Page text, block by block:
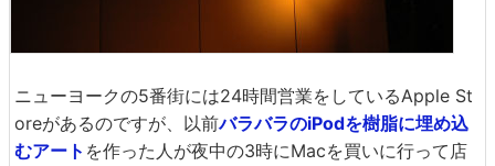
ニューヨークの5番街には24時間営業をしているApple St
oreがあるのですが、以前バラバラのiPodを樹脂に埋め込
むアート を作った人が夜中の3時にMacを買いに行って店